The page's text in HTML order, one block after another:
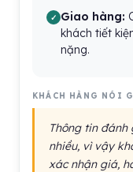
Giao hàng:
khách tiết
nặng.
KHÁCH HÀNG NÓI
Thông tin
nhiều, vì vậy
xác nhận giá,